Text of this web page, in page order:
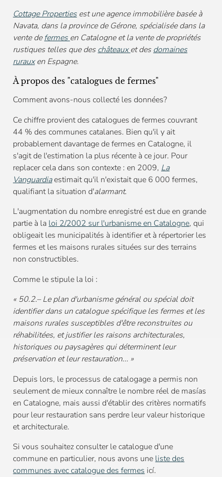
Cottage Propertiesest une agence immobilière basée à
Navata, dans la province de Gérone, spécialisée dans la
vente defermesen Catalogne et la vente de propriétés
rustiques telles que deschâteauxet desdomaines
rurauxen Espagne.
À propos des "catalogues de fermes"
Comment avons-nous collecté les données?
Ce chiffre provient des catalogues de fermes couvrant
44 % des communes catalanes. Bien qu'il y ait
probablement davantage de fermes en Catalogne, il
s'agit de l'estimation la plus récente à ce jour. Pour
replacer cela dans son contexte : en 2009, La
Vanguardiaestimait qu'il n'existait que 6 000 fermes,
qualifiant la situation d'alarmant.
L'augmentation du nombre enregistré est due en grande
partie à laloi 2/2002 sur l'urbanisme en Catalogne, qui
obligeait les municipalités à identifier et à répertorier les
fermes et les maisons rurales situées sur des terrains
non constructibles.
Comme le stipule la loi :
« 50.2.– Le plan d'urbanisme général ou spécial doit
identifier dans un catalogue spécifique les fermes et les
maisons rurales susceptibles d'être reconstruites ou
réhabilitées, et justifier les raisons architecturales,
historiques ou paysagères qui déterminent leur
préservation et leur restauration... »
Depuis lors, le processus de catalogage a permis non
seulement de mieux connaître le nombre réel de masías
en Catalogne, mais aussi d'établir des critères normatifs
pour leur restauration sans perdre leur valeur historique
et architecturale.
Si vous souhaitez consulter le catalogue d'une
commune en particulier, nous avons une liste des
communes avec catalogue des fermes icí.